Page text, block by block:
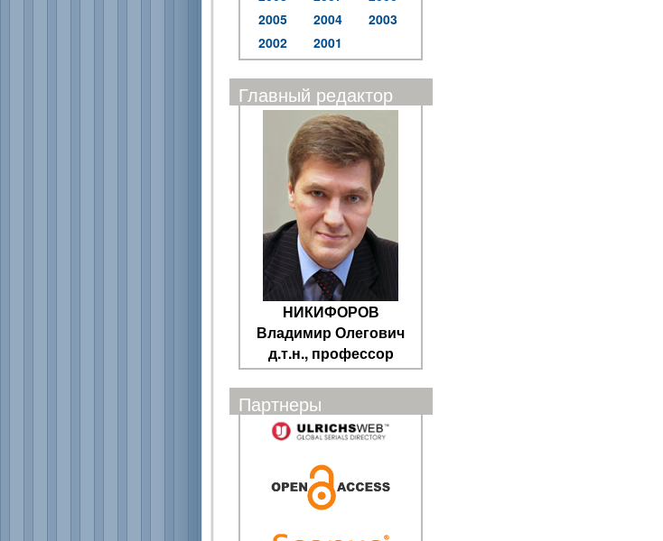
2005
2004
2003
2002
2001
Главный редактор
НИКИФОРОВ
Владимир Олегович
д.т.н., профессор
Партнеры